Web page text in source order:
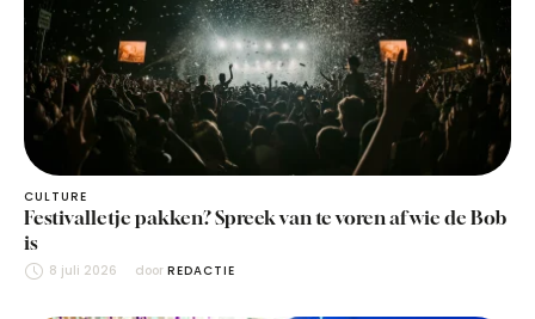
CULTURE
Festivalletje pakken? Spreek van te voren af wie de Bob
is
8 juli 2026 door REDACTIE